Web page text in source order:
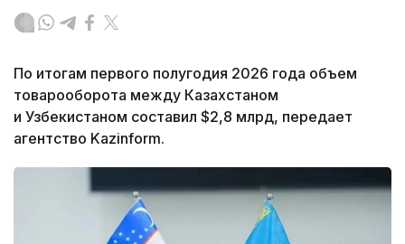
По итогам первого полугодия 2026 года объем
товарооборота между Казахстаном
и Узбекистаном составил $2,8 млрд, передает
агентство Kazinform.